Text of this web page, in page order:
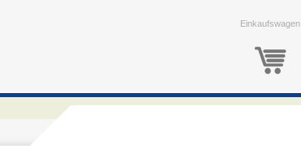
Einkaufswagen